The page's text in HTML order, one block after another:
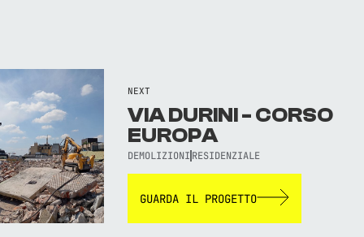
NEXT
VIA DURINI - CORSO
EUROPA
DEMOLIZIONI RESIDENZIALE
GUARDA IL PROGETTO